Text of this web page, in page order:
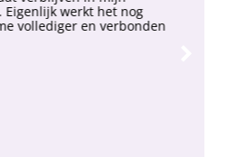
werkt het nog
vollediger en verbonden